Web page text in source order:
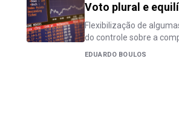
Voto plural e
Flexibilização de
do controle sobre a
EDUARDO BOULOS